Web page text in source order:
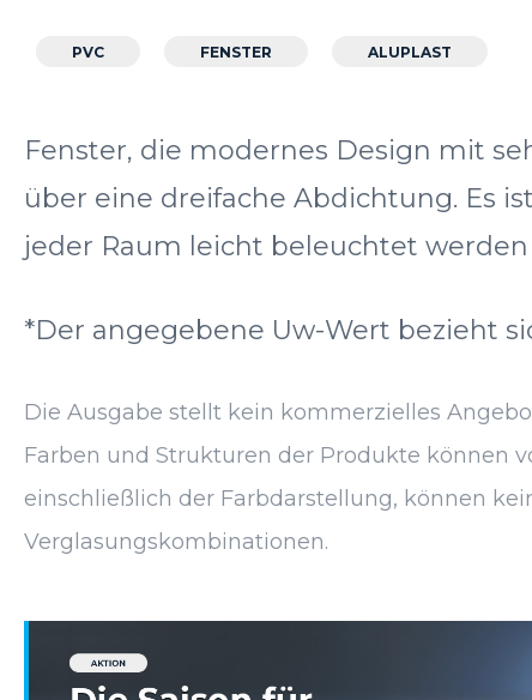
PVC FENSTER ALUPLAST
Fenster, die modernes Design mit
über eine dreifache Abdichtung. Es
jeder Raum leicht beleuchtet werden
*Der angegebene Uw-Wert bezieht
Die Ausgabe stellt kein kommerzielles
Farben und Strukturen der Produkte können
einschließlich der Farbdarstellung, können
Verglasungskombinationen.